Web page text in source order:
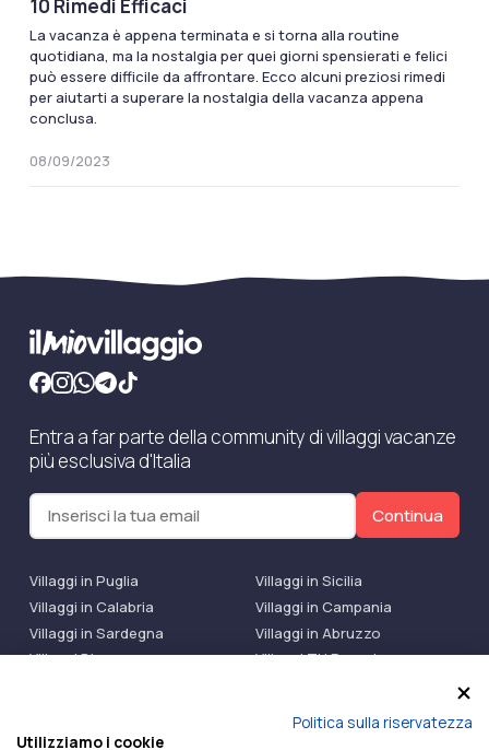
10 Rimedi Efficaci
La vacanza è appena terminata e si torna alla routine
quotidiana, ma la nostalgia per quei giorni spensierati e felici
può essere difficile da affrontare. Ecco alcuni preziosi rimedi
per aiutarti a superare la nostalgia della vacanza appena
conclusa.
08/09/2023
Entra a far parte della community di villaggi vacanze
più esclusiva d'Italia
Continua
Villaggi in Puglia
Villaggi in Sicilia
Villaggi in Calabria
Villaggi in Campania
Villaggi in Sardegna
Villaggi in Abruzzo
Villaggi Bluserena
Villaggi TH Resort
Politica sulla riservatezza
Utilizziamo i cookie